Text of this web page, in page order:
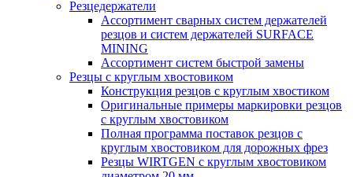
Резцедержатели
Ассортимент сварных систем держателей
резцов и систем держателей SURFACE
MINING
Ассортимент систем быстрой замены
Резцы с круглым хвостовиком
Конструкция резцов с круглым хвостиком
Оригинальные примеры маркировки резцов
с круглым хвостовиком
Полная программа поставок резцов с
круглым хвостовиком для дорожных фрез
Резцы WIRTGEN с круглым хвостовиком